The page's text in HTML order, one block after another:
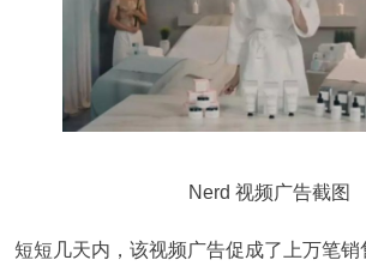
Nerd 视频广告截图
短短几天内，该视频广告促成了上万笔销